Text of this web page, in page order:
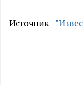
Источник -